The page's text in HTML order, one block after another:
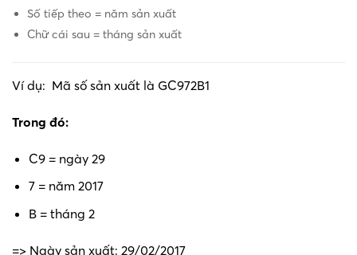
Số tiếp theo = năm sản xuất
Chữ cái sau = tháng sản xuất
Ví dụ: Mã số sản xuất là GC972B1
Trong đó:
C9 = ngày 29
7 = năm 2017
B = tháng 2
=> Ngày sản xuất: 29/02/2017